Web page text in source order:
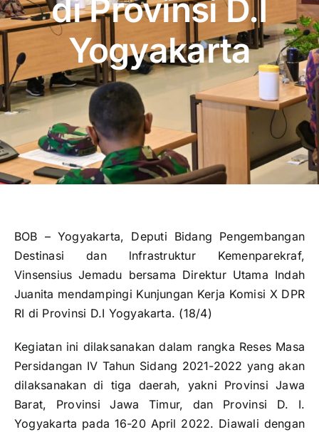
Publikasi
Peta Wisata
BLU
di Provinsi D.I
Yogyakarta
BOB – Yogyakarta, Deputi Bidang Pengembangan
Destinasi dan lnfrastruktur Kemenparekraf,
Vinsensius Jemadu bersama Direktur Utama Indah
Juanita mendampingi Kunjungan Kerja Komisi X DPR
RI di Provinsi D.I Yogyakarta. (18/4)
Kegiatan ini dilaksanakan dalam rangka Reses Masa
Persidangan IV Tahun Sidang 2021-2022 yang akan
dilaksanakan di tiga daerah, yakni Provinsi Jawa
Barat, Provinsi Jawa Timur, dan Provinsi D. I.
Yogyakarta pada 16-20 April 2022. Diawali dengan